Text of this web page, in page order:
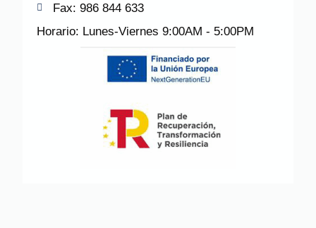
Fax: 986 844 633
Horario: Lunes-Viernes 9:00AM - 5:00PM